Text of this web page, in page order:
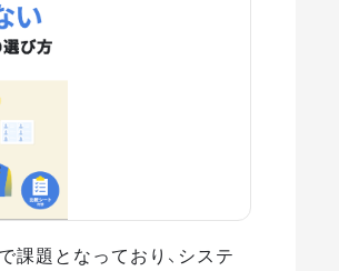
課題となっており、システ